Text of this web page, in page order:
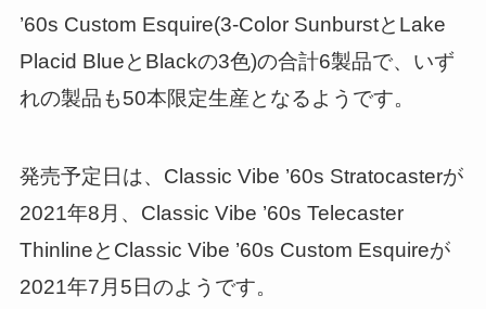
’60s Custom Esquire(3-Color SunburstとLake
Placid BlueとBlackの3色)の合計6製品で、いず
れの製品も50本限定生産となるようです。
発売予定日は、Classic Vibe ’60s Stratocasterが
2021年8月、Classic Vibe ’60s Telecaster
ThinlineとClassic Vibe ’60s Custom Esquireが
2021年7月5日のようです。